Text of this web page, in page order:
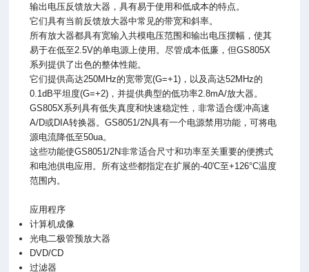
输出电压反馈放大器，具有易于使用和低成本的特点。
它们具有当前反馈放大器中常见的带宽和斜率。
所有放大器都具有宽输入共模电压范围和输出电压摆幅，使其
易于在低至2.5V的单电源上使用。尽管成本低廉，但GS805X
系列提供了出色的整体性能。
它们提供高达250MHz的宽带宽(G=+1)，以及高达52MHz的
0.1dB平坦度(G=+2)，并提供典型的低功率2.8mA/放大器。
GS805X系列具有低失真度和快速稳定性，非常适合缓冲高速
A/D或DIA转换器。GS8051/2N具有一个电源禁用功能，可将电
源电流降低至50ua。
这些功能使GS8051/2N非常适合尺寸和功率至关重要的便携式
和电池供电应用。所有这些都指定在扩展的-40'C至+126°C温度
范围内。
应用程序
计算机成像
光电二极管预放大器
DVD/CD
过滤器